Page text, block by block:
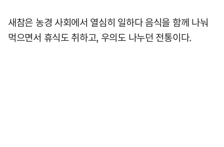
새참은 농경 사회에서 열심히 일하다 음식을 함께 나눠
먹으면서 휴식도 취하고, 우의도 나누던 전통이다.